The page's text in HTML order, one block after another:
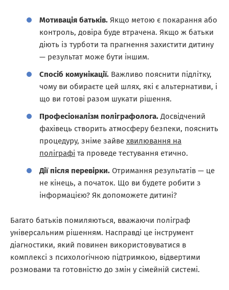
Мотивація батьків. Якщо метою є покарання або
контроль, довіра буде втрачена. Якщо ж батьки
діють із турботи та прагнення захистити дитину
— результат може бути іншим.
Спосіб комунікації. Важливо пояснити підлітку,
чому ви обираєте цей шлях, які є альтернативи, і
що ви готові разом шукати рішення.
Професіоналізм поліграфолога. Досвідчений
фахівець створить атмосферу безпеки, пояснить
процедуру, зніме зайве хвилювання на
поліграфі та проведе тестування етично.
Дії після перевірки. Отримання результатів — це
не кінець, а початок. Що ви будете робити з
інформацією? Як допоможете дитині?
Багато батьків помиляються, вважаючи поліграф
універсальним рішенням. Насправді це інструмент
діагностики, який повинен використовуватися в
комплексі з психологічною підтримкою, відвертими
розмовами та готовністю до змін у сімейній системі.